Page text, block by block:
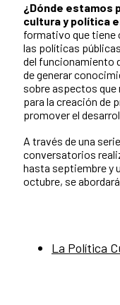
¿Dónde estamos
cultura y política
formativo que tiene
las políticas
del funcionamiento
de generar
sobre aspectos que
para la creación de
promover el
A través de una
conversatorios
hasta septiembre y
octubre, se
La Política